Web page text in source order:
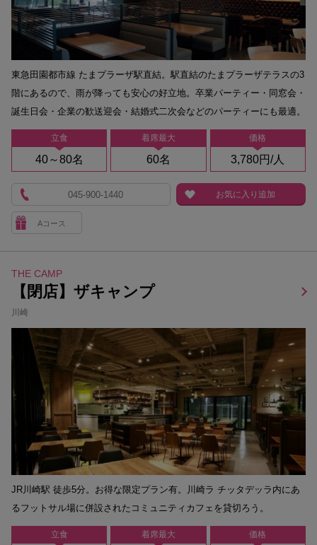
立食
40～80名
着席最大
60名
価格
3,780円/人
東急田園都市線 たまプラーザ駅直結。駅直結のたまプラーザテラスの3
階にあるので、雨が降っても安心の好立地。卒業パーティー・同窓会・
誕生日会・企業の歓送迎会・結婚式二次会などのパーティーにも最適。
Aコース
045-900-1440 お気に入り追加
THE CAMP
【閉店】ザキャンプ
川崎
立食 着席最大 価格
JR川崎駅 徒歩5分。お得な限定プラン有。川崎ラ チッタデッラ内にあ
るフットサル場に併設されたコミュニティカフェを貸切ろう。